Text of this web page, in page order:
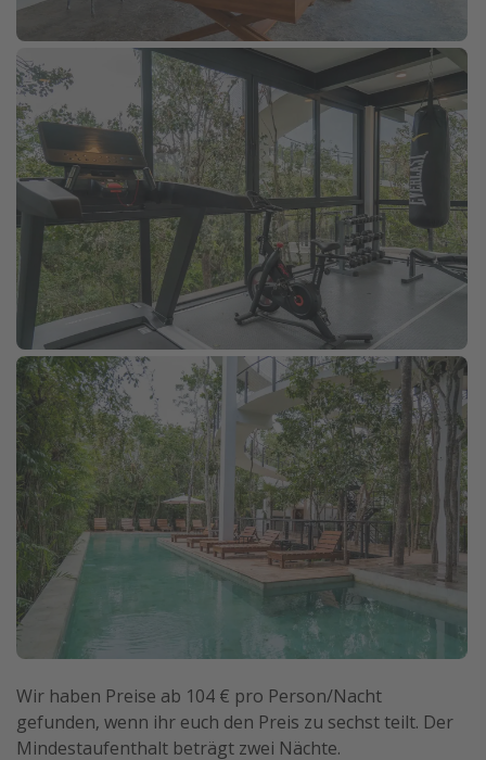
Wir haben Preise ab 104 € pro Person/Nacht
gefunden, wenn ihr euch den Preis zu sechst teilt. Der
Mindestaufenthalt beträgt zwei Nächte.